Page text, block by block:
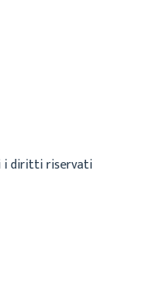
i diritti riservati